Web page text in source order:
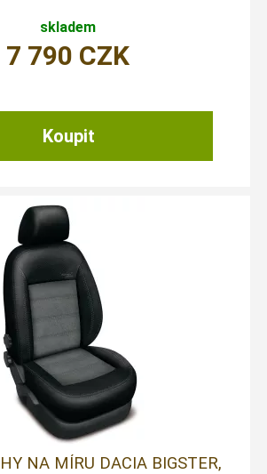
skladem
7 790 CZK
NA MÍRU DACIA BIGSTER,